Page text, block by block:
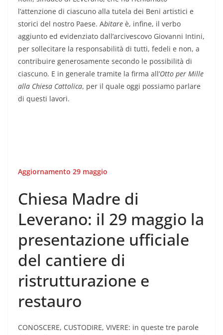
l’attenzione di ciascuno alla tutela dei Beni artistici e
storici del nostro Paese. Abitare è, infine, il verbo
aggiunto ed evidenziato dall’arcivescovo Giovanni Intini,
per sollecitare la responsabilità di tutti, fedeli e non, a
contribuire generosamente secondo le possibilità di
ciascuno. E in generale tramite la firma all’Otto per Mille
alla Chiesa Cattolica, per il quale oggi possiamo parlare
di questi lavori.
Aggiornamento 29 maggio
Chiesa Madre di
Leverano: il 29 maggio la
presentazione ufficiale
del cantiere di
ristrutturazione e
restauro
CONOSCERE, CUSTODIRE, VIVERE: in queste tre parole